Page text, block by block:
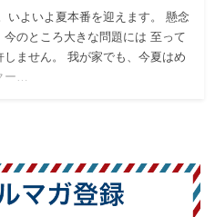
いよいよ夏本番を迎えます。 懸念
のところ大きな問題には 至って
ません。 我が家でも、今夏はめ
ー…